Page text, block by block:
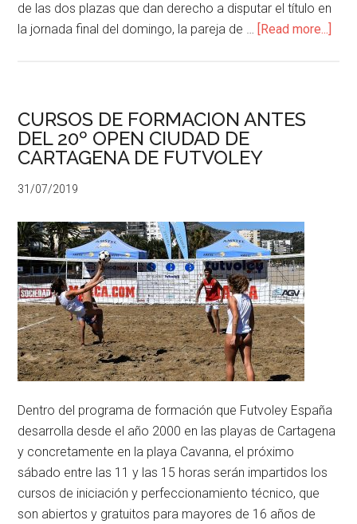
de las dos plazas que dan derecho a disputar el título en
la jornada final del domingo, la pareja de … [Read more...]
CURSOS DE FORMACION ANTES
DEL 20º OPEN CIUDAD DE
CARTAGENA DE FUTVOLEY
31/07/2019
Dentro del programa de formación que Futvoley España
desarrolla desde el año 2000 en las playas de Cartagena
y concretamente en la playa Cavanna, el próximo
sábado entre las 11 y las 15 horas serán impartidos los
cursos de iniciación y perfeccionamiento técnico, que
son abiertos y gratuitos para mayores de 16 años de